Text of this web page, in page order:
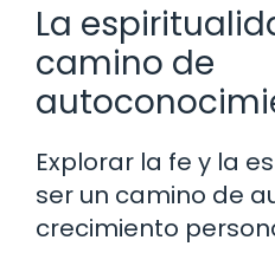
La
camino de
Explorar la fe y la
ser un camino de
crecimiento